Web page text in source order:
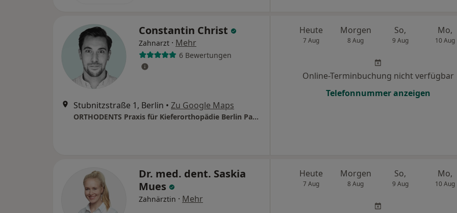
Constantin Christ
Zahnarzt · Mehr
6 Bewertungen
Stubnitzstraße 1, Berlin • Zu Google Maps
ORTHODENTS Praxis für Kieferorthopädie Berlin Pankow
Heute
7 Aug
Morgen
8 Aug
So,
9 Aug
Mo,
10 Aug
Online-Terminbuchung nicht verfügbar
Telefonnummer anzeigen
Dr. med. dent. Saskia
Mues
Zahnärztin · Mehr
Heute
7 Aug
Morgen
8 Aug
So,
9 Aug
Mo,
10 Aug